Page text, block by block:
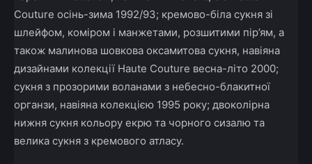
Couture осінь-зима 1992/93; кремово-біла сукня зі
шлейфом, коміром і манжетами, розшитими пір’ям, а
також малинова шовкова оксамитова сукня, навіяна
дизайнами колекції Haute Couture весна-літо 2000;
сукня з прозорими воланами з небесно-блакитної
органзи, навіяна колекцією 1995 року; двоколірна
нижня сукня кольору екрю та чорного сизалю та
велика сукня з кремового атласу.